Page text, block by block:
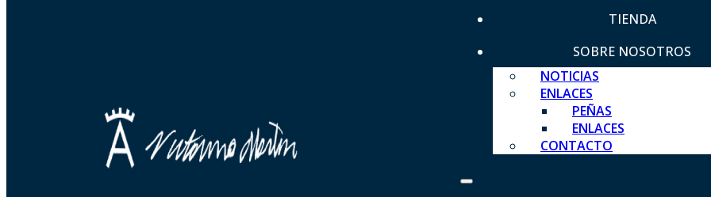
TIENDA
SOBRE NOSOTROS
NOTICIAS
ENLACES
PEÑAS
ENLACES
CONTACTO